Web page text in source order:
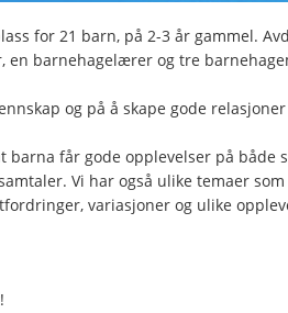
for 21 barn, på 2-3 år gammel.
en barnehagelærer og tre
og på å skape gode
barna får gode opplevelser på både
Vi har også ulike temaer
variasjoner og ulike